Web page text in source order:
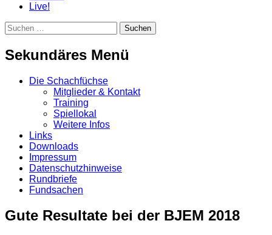
Live!
Suchen
Suchen
nach:
Sekundäres Menü
Zum
Die Schachfüchse
Mitglieder & Kontakt
Training
Spiellokal
Weitere Infos
Links
Downloads
Impressum
Datenschutzhinweise
Rundbriefe
Fundsachen
Gute Resultate bei der BJEM 2018